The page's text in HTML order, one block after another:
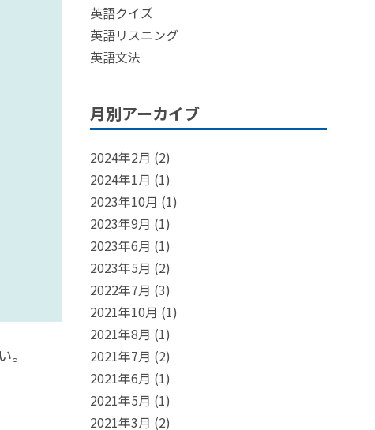
英語クイズ
英語リスニング
英語文法
月別アーカイブ
2024年2月 (2)
2024年1月 (1)
2023年10月 (1)
2023年9月 (1)
2023年6月 (1)
2023年5月 (2)
2022年7月 (3)
2021年10月 (1)
2021年8月 (1)
2021年7月 (2)
2021年6月 (1)
2021年5月 (1)
2021年3月 (2)